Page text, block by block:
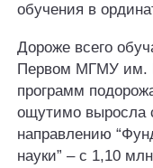
обучения в
Дороже всего
Первом МГМУ им.
программ
ощутимо выросла
направлению
науки” – с 1,10